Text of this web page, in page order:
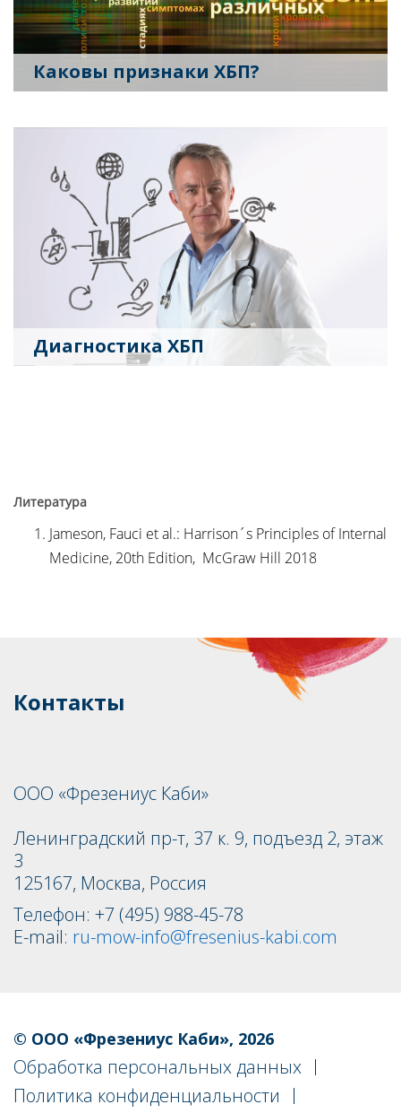
Каковы признаки ХБП?
Диагностика ХБП
Литература
Jameson, Fauci et al.: Harrison´s Principles of Internal
Medicine, 20th Edition, McGraw Hill 2018
Контакты
ООО «Фрезениус Каби»
Ленинградский пр-т, 37 к. 9, подъезд 2, этаж
3
125167, Москва, Россия
Телефон: +7 (495) 988-45-78
E-mail: ru-mow-info@fresenius-kabi.com
navigation
© ООО «Фрезениус Каби», 2026
Обработка персональных данных
Политика конфиденциальности